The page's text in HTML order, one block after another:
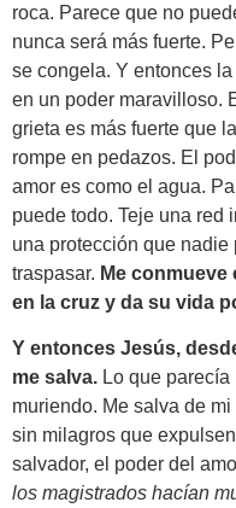
roca. Parece que no
nunca será más fuerte.
se congela. Y entonces
en un poder maravilloso.
grieta es más fuerte que
rompe en pedazos. El
amor es como el agua.
puede todo. Teje una red
una protección que nadie
traspasar. Me conmueve
en la cruz y da su vida
Y entonces Jesús,
me salva. Lo que
muriendo. Me salva de
sin milagros que
salvador, el poder del
los magistrados hacían